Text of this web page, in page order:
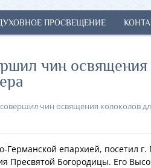
ПРОСВЕЩЕНИЕ
чин освящения
чин освящения колоколов
епархией, посетил г.
Пресвятой Богородицы. Его